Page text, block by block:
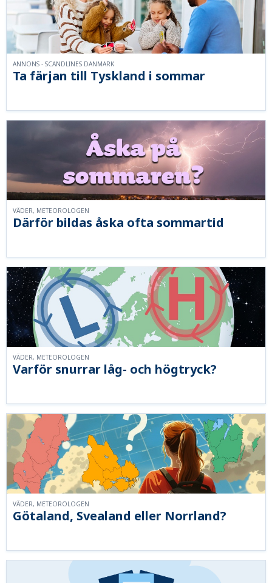
Ta färjan till Tyskland i sommar
ANNONS - SCANDLINES DANMARK
Därför bildas åska ofta sommartid
VÄDER, METEOROLOGEN
Varför snurrar låg- och högtryck?
VÄDER, METEOROLOGEN
Götaland, Svealand eller Norrland?
VÄDER, METEOROLOGEN